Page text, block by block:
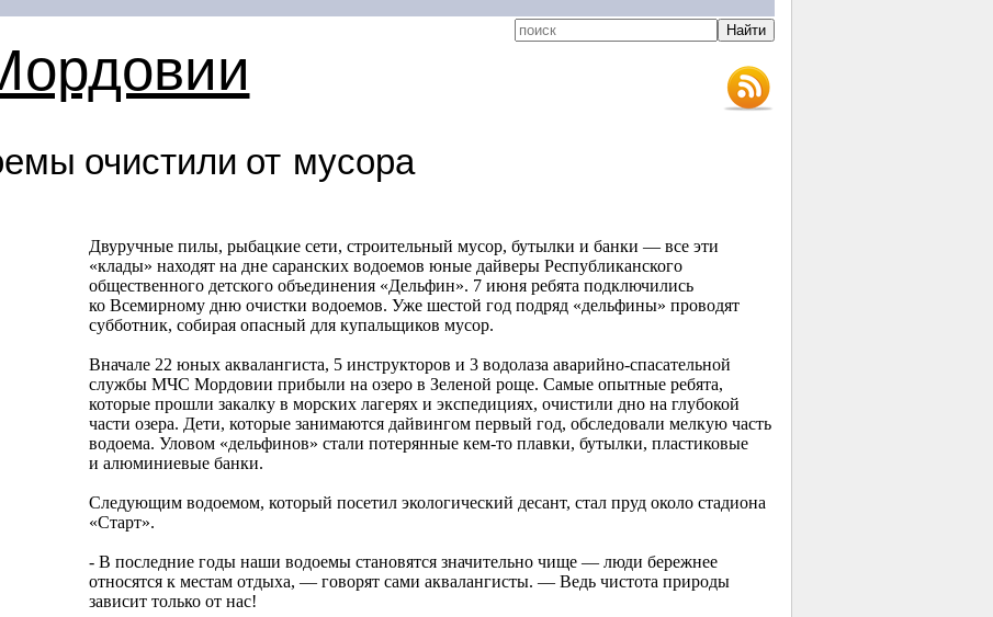
очистили от мусора
Двуручные пилы, рыбацкие сети, строительный мусор, бутылки и банки — все эти
«клады» находят на дне саранских водоемов юные дайверы Республиканского
общественного детского объединения «Дельфин». 7 июня ребята подключились
ко Всемирному дню очистки водоемов. Уже шестой год подряд «дельфины» проводят
субботник, собирая опасный для купальщиков мусор.
Вначале 22 юных аквалангиста, 5 инструкторов и 3 водолаза аварийно-спасательной
службы МЧС Мордовии прибыли на озеро в Зеленой роще. Самые опытные ребята,
которые прошли закалку в морских лагерях и экспедициях, очистили дно на глубокой
части озера. Дети, которые занимаются дайвингом первый год, обследовали мелкую часть
водоема. Уловом «дельфинов» стали потерянные кем-то плавки, бутылки, пластиковые
и алюминиевые банки.
Следующим водоемом, который посетил экологический десант, стал пруд около стадиона
«Старт».
- В последние годы наши водоемы становятся значительно чище — люди бережнее
относятся к местам отдыха, — говорят сами аквалангисты. — Ведь чистота природы
зависит только от нас!